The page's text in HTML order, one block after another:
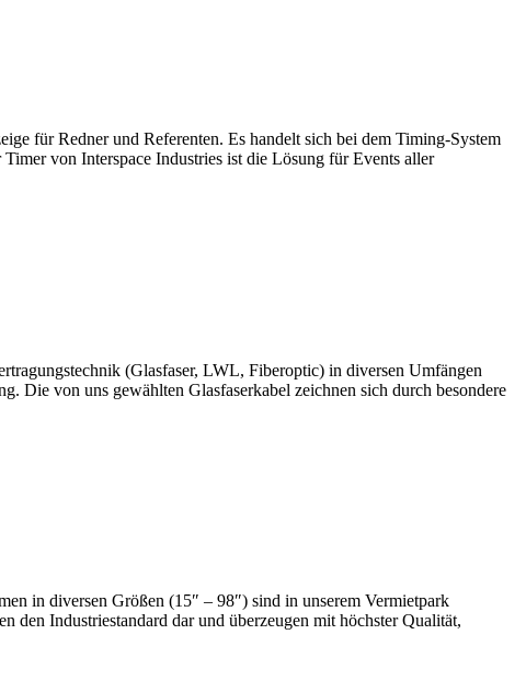
für Redner und Referenten. Es handelt sich bei dem Timing-System
von Interspace Industries ist die Lösung für Events aller
(Glasfaser, LWL, Fiberoptic) in diversen Umfängen
Die von uns gewählten Glasfaserkabel zeichnen sich durch besondere
in diversen Größen (15″ – 98″) sind in unserem Vermietpark
den Industriestandard dar und überzeugen mit höchster Qualität,